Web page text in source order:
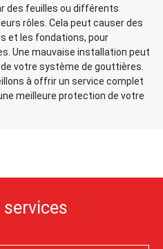
des feuilles ou différents
rôles. Cela peut causer des
et les fondations, pour
Une mauvaise installation peut
votre système de gouttières.
à offrir un service complet
meilleure protection de votre